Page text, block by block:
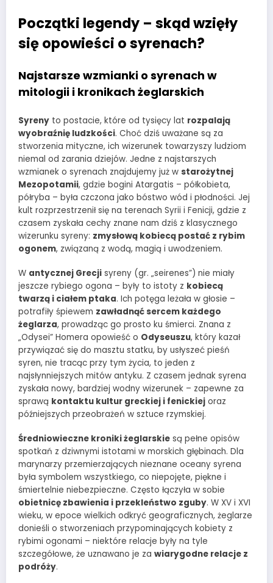
Początki legendy – skąd wzięły
się opowieści o syrenach?
Najstarsze wzmianki o syrenach w
mitologii i kronikach żeglarskich
Syreny to postacie, które od tysięcy lat rozpalają
wyobraźnię ludzkości. Choć dziś uważane są za
stworzenia mityczne, ich wizerunek towarzyszy ludziom
niemal od zarania dziejów. Jedne z najstarszych
wzmianek o syrenach znajdujemy już w starożytnej
Mezopotamii, gdzie bogini Atargatis – półkobieta,
półryba – była czczona jako bóstwo wód i płodności. Jej
kult rozprzestrzenił się na terenach Syrii i Fenicji, gdzie z
czasem zyskała cechy znane nam dziś z klasycznego
wizerunku syreny: zmysłową kobiecą postać z rybim
ogonem, związaną z wodą, magią i uwodzeniem.
W antycznej Grecji syreny (gr. „seirenes”) nie miały
jeszcze rybiego ogona – były to istoty z kobiecą
twarzą i ciałem ptaka. Ich potęga leżała w głosie –
potrafiły śpiewem zawładnąć sercem każdego
żeglarza, prowadząc go prosto ku śmierci. Znana z
„Odysei” Homera opowieść o Odyseuszu, który kazał
przywiązać się do masztu statku, by usłyszeć pieśń
syren, nie tracąc przy tym życia, to jeden z
najsłynniejszych mitów antyku. Z czasem jednak syrena
zyskała nowy, bardziej wodny wizerunek – zapewne za
sprawą kontaktu kultur greckiej i fenickiej oraz
późniejszych przeobrażeń w sztuce rzymskiej.
Średniowieczne kroniki żeglarskie są pełne opisów
spotkań z dziwnymi istotami w morskich głębinach. Dla
marynarzy przemierzających nieznane oceany syrena
była symbolem wszystkiego, co niepojęte, piękne i
śmiertelnie niebezpieczne. Często łączyła w sobie
obietnicę zbawienia i przekleństwo zguby. W XV i XVI
wieku, w epoce wielkich odkryć geograficznych, żeglarze
donieśli o stworzeniach przypominających kobiety z
rybimi ogonami – niektóre relacje były na tyle
szczegółowe, że uznawano je za wiarygodne relacje z
podróży.